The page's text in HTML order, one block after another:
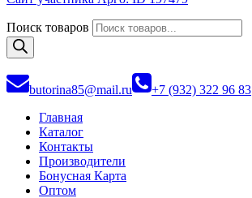
Поиск товаров
butorina85@mail.ru
+7 (932) 322 96 83
Главная
Каталог
Контакты
Производители
Бонусная Карта
Оптом